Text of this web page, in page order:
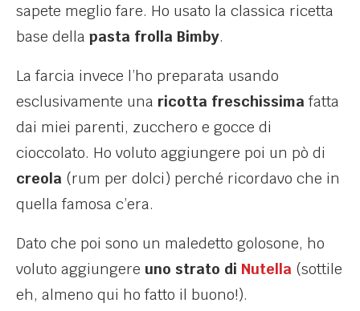
sapete meglio fare. Ho usato la classica ricetta
base della pasta frolla Bimby.
La farcia invece l’ho preparata usando
esclusivamente una ricotta freschissima fatta
dai miei parenti, zucchero e gocce di
cioccolato. Ho voluto aggiungere poi un pò di
creola (rum per dolci) perché ricordavo che in
quella famosa c’era.
Dato che poi sono un maledetto golosone, ho
voluto aggiungere uno strato di Nutella (sottile
eh, almeno qui ho fatto il buono!).